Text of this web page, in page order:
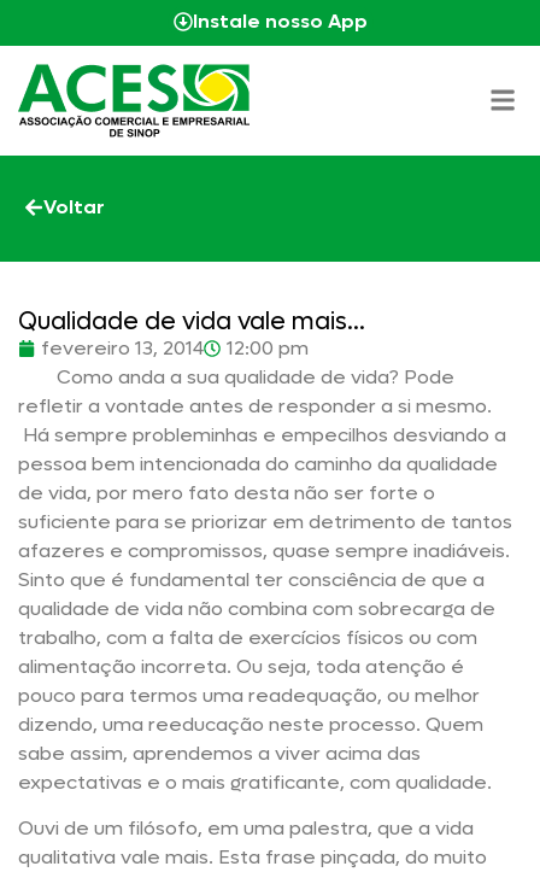
Instale nosso App
Voltar
Qualidade de vida vale mais…
fevereiro 13, 2014
12:00 pm
Como anda a sua qualidade de vida? Pode
refletir a vontade antes de responder a si mesmo.
Há sempre probleminhas e empecilhos desviando a
pessoa bem intencionada do caminho da qualidade
de vida, por mero fato desta não ser forte o
suficiente para se priorizar em detrimento de tantos
afazeres e compromissos, quase sempre inadiáveis.
Sinto que é fundamental ter consciência de que a
qualidade de vida não combina com sobrecarga de
trabalho, com a falta de exercícios físicos ou com
alimentação incorreta. Ou seja, toda atenção é
pouco para termos uma readequação, ou melhor
dizendo, uma reeducação neste processo. Quem
sabe assim, aprendemos a viver acima das
expectativas e o mais gratificante, com qualidade.
Ouvi de um filósofo, em uma palestra, que a vida
qualitativa vale mais. Esta frase pinçada, do muito